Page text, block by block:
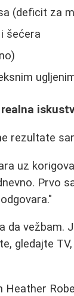
(deficit za
šećera
rezultate
uz
Prvo
da vežbam.
gledajte
Heather